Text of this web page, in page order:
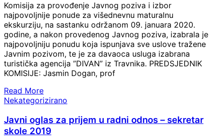
Komisija za provođenje Javnog poziva i izbor
najpovoljnije ponude za višednevnu maturalnu
ekskurziju, na sastanku održanom 09. januara 2020.
godine, a nakon provedenog Javnog poziva, izabrala je
najpovoljniju ponudu koja ispunjava sve uslove tražene
Javnim pozivom, te je za davaoca usluga izabrana
turistička agencija ”DIVAN” iz Travnika. PREDSJEDNIK
KOMISIJE: Jasmin Dogan, prof
Read More
Nekategorizirano
Javni oglas za prijem u radni odnos – sekretar
skole 2019